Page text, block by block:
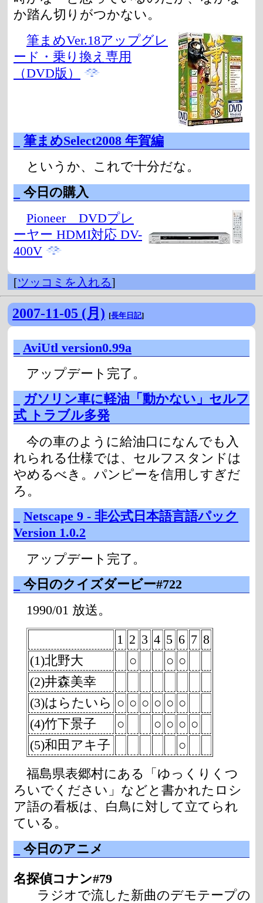
か踏ん切りがつかない。
筆まめVer.18アップグレ
ード・乗り換え専用
（DVD版）
筆まめSelect2008 年賀編
というか、これで十分だな。
今日の購入
Pioneer DVDプレ
ーヤー HDMI対応 DV-
400V
[ツッコミを入れる]
2007-11-05 (月) [長年日記]
AviUtl version0.99a
アップデート完了。
ガソリン車に軽油「動かない」セルフ
式 トラブル多発
今の車のように給油口になんでも入
れられる仕様では、セルフスタンドは
やめるべき。パンピーを信用しすぎだ
ろ。
Netscape 9 - 非公式日本語言語パック
Version 1.0.2
アップデート完了。
今日のクイズダービー#722
1990/01 放送。
1 2 3 4 5 6 7 8
(1)北野大
○ ○ ○
(2)井森美幸
(3)はらたいら ○ ○ ○ ○ ○ ○
(4)竹下景子
○ ○ ○ ○ ○
(5)和田アキ子
○
福島県表郷村にある「ゆっくりくつ
ろいでください」などと書かれたロシ
ア語の看板は、白鳥に対して立てられ
ている。
今日のアニメ
名探偵コナン#79
ラジオで流した新曲のデモテープの